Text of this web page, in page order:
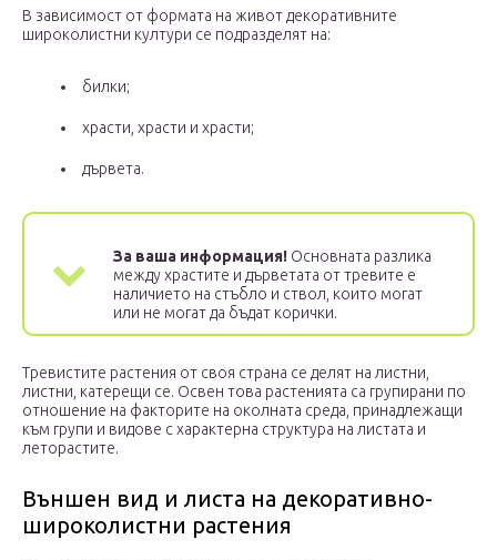
В зависимост от формата на живот декоративните
широколистни култури се подразделят на:
билки;
храсти, храсти и храсти;
дървета.
За ваша информация! Основната разлика
между храстите и дърветата от тревите е
наличието на стъбло и ствол, които могат
или не могат да бъдат корички.
Тревистите растения от своя страна се делят на листни,
листни, катерещи се. Освен това растенията са групирани по
отношение на факторите на околната среда, принадлежащи
към групи и видове с характерна структура на листата и
леторастите.
Външен вид и листа на декоративно-
широколистни растения